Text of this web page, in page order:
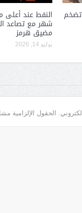
تضخم النفط عند
شهر مع تصاعد
مضيق هرمز
يوليو 14, 2026
الحقول الإلزامية